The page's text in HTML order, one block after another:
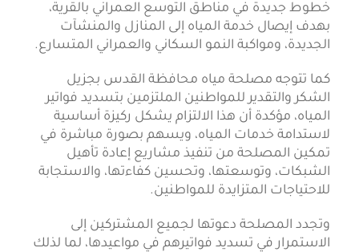
خطوط جديدة في مناطق التوسع العمراني بالقرية،
بهدف إيصال خدمة المياه إلى المنازل والمنشآت
الجديدة، ومواكبة النمو السكاني والعمراني المتسارع.
كما تتوجه مصلحة مياه محافظة القدس بجزيل
الشكر والتقدير للمواطنين الملتزمين بتسديد فواتير
المياه، مؤكدة أن هذا الالتزام يشكل ركيزة أساسية
لاستدامة خدمات المياه، ويسهم بصورة مباشرة في
تمكين المصلحة من تنفيذ مشاريع إعادة تأهيل
الشبكات، وتوسعتها، وتحسين كفاءتها، والاستجابة
للاحتياجات المتزايدة للمواطنين.
وتجدد المصلحة دعوتها لجميع المشتركين إلى
الاستمرار في تسديد فواتيرهم في مواعيدها، لما لذلك